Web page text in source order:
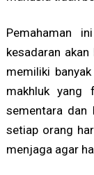
Pemahaman
kesadaran
memiliki
makhluk yang
sementara dan
setiap orang
menjaga agar